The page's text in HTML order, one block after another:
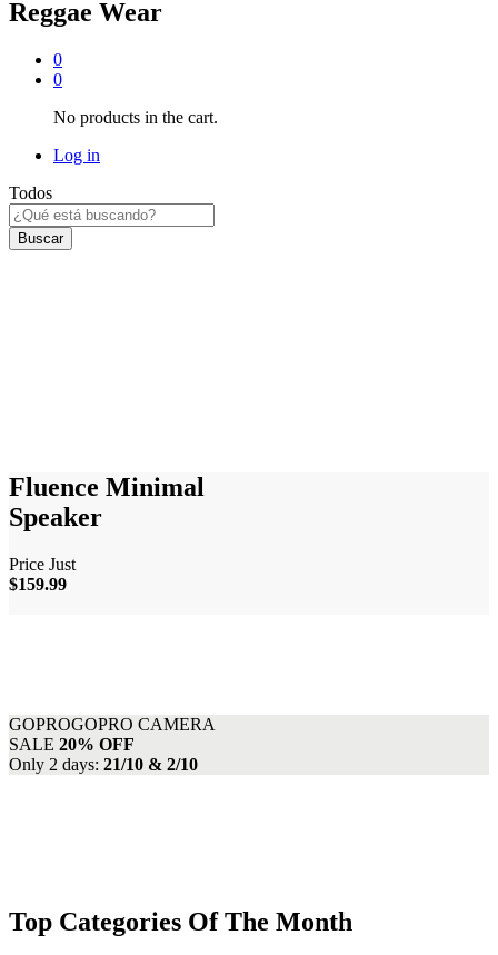
Reggae Wear
0
0
No products in the cart.
Log in
Todos
Buscar
Fluence Minimal
Speaker
Price Just
$159.99
GOPROGOPRO CAMERA
SALE 20% OFF
Only 2 days: 21/10 & 2/10
Top Categories Of The Month